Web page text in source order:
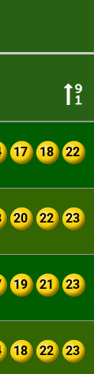
17 18 22
20 22 23
19 21 23
18 22 23